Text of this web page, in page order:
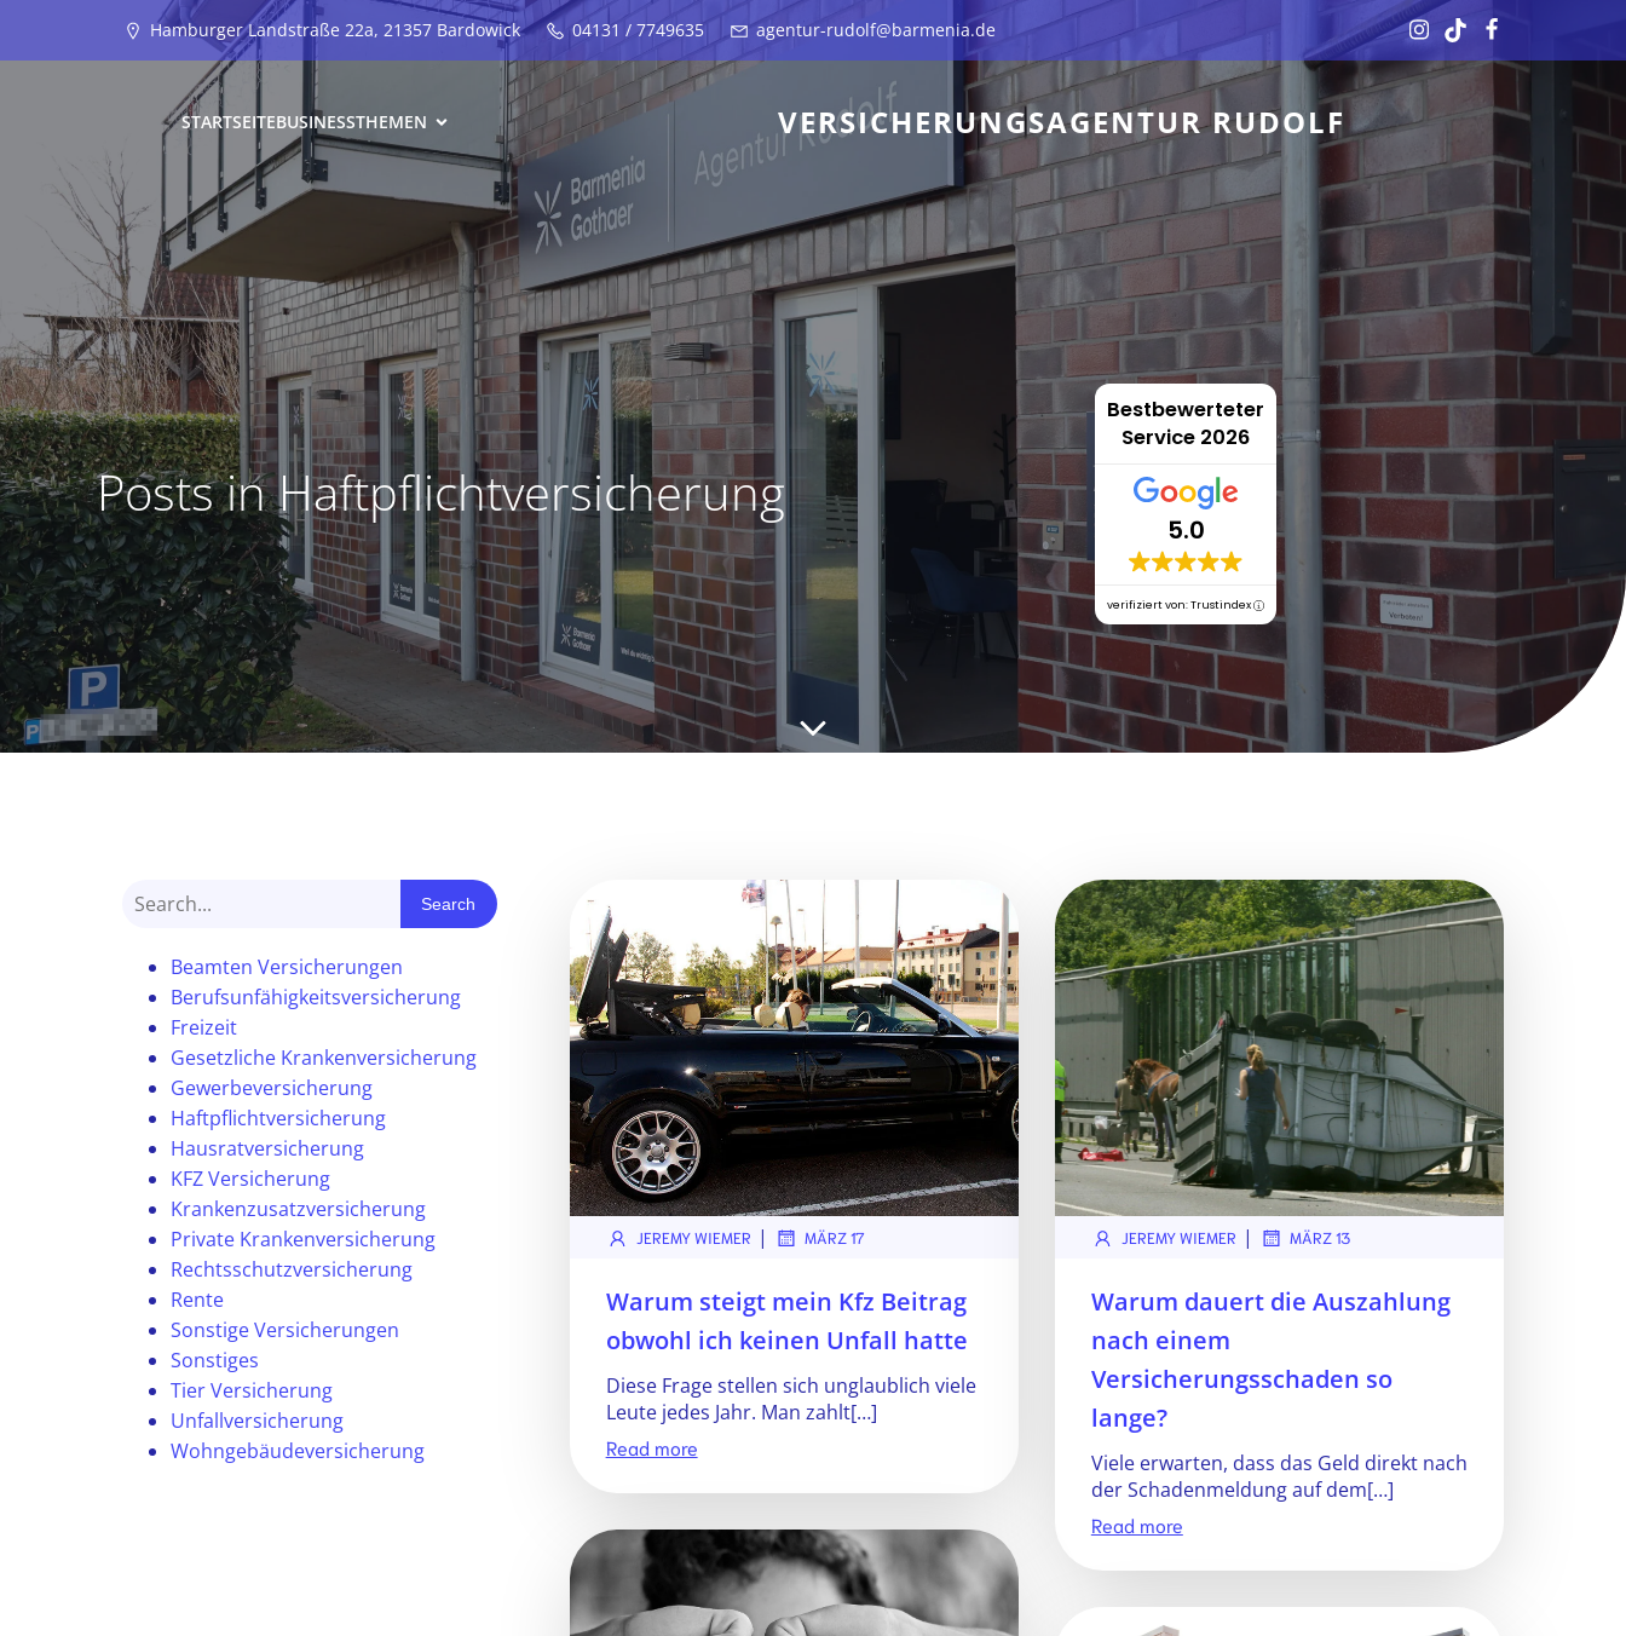
Hamburger Landstraße 22a, 21357 Bardowick 04131 / 7749635 agentur-rudolf@barmenia.de
STARTSEITEBUSINESSTHEMEN VERSICHERUNGSAGENTUR RUDOLF
Posts in Haftpflichtversicherung
Bestbewerteter
Service 2026
5.0
verifiziert von: Trustindex
Search
Beamten Versicherungen
Berufsunfähigkeitsversicherung
Freizeit
Gesetzliche Krankenversicherung
Gewerbeversicherung
Haftpflichtversicherung
Hausratversicherung
KFZ Versicherung
Krankenzusatzversicherung
Private Krankenversicherung
Rechtsschutzversicherung
Rente
Sonstige Versicherungen
Sonstiges
Tier Versicherung
Unfallversicherung
Wohngebäudeversicherung
JEREMY WIEMER | MÄRZ 17
Warum steigt mein Kfz Beitrag
obwohl ich keinen Unfall hatte
Diese Frage stellen sich unglaublich viele
Leute jedes Jahr. Man zahlt[…]
Read more
JEREMY WIEMER | MÄRZ 13
Warum dauert die Auszahlung
nach einem
Versicherungsschaden so
lange?
Viele erwarten, dass das Geld direkt nach
der Schadenmeldung auf dem[…]
Read more